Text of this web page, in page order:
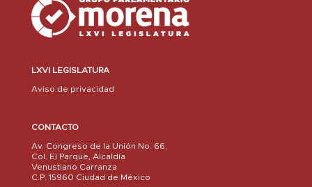
LXVI LEGISLATURA
Aviso de privacidad
CONTACTO
Av. Congreso de la Unión No. 66,
Col. El Parque, Alcaldía
Venustiano Carranza
C.P. 15960 Ciudad de México